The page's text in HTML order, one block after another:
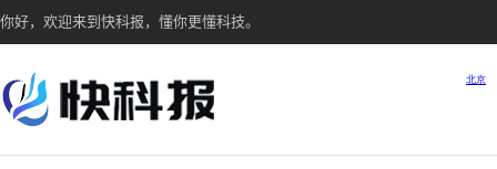
你好，欢迎来到快科报，懂你更懂科技。